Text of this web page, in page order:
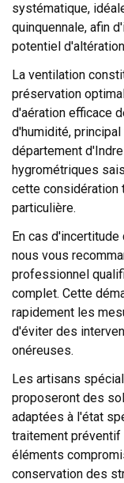
systématique,
quinquennale, afin
potentiel
La ventilation
préservation
d'aération efficace
d'humidité,
département
hygrométriques
cette considération
particulière.
En cas
nous vous
professionnel
complet. Cette
rapidement les
d'éviter des
onéreuses.
Les artisans
proposeront des
adaptées à l'état
traitement
éléments
conservation des